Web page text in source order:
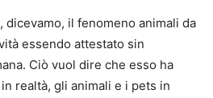
dicevamo, il fenomeno animali da
essendo attestato sin
Ciò vuol dire che esso ha
realtà, gli animali e i pets in